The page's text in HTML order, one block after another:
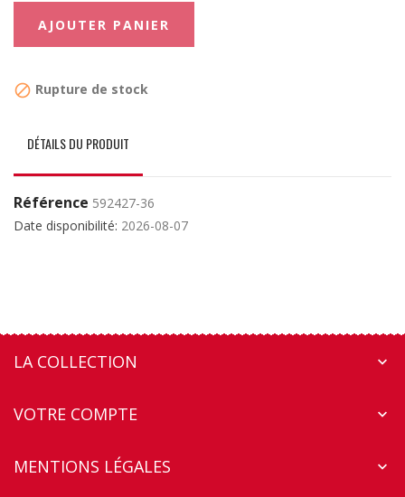
AJOUTER PANIER
 Rupture de stock
DÉTAILS DU PRODUIT
Référence 592427-36
Date disponibilité: 2026-08-07
LA COLLECTION 
VOTRE COMPTE 
MENTIONS LÉGALES 